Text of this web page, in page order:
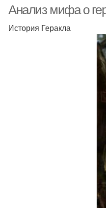
Анализ мифа о
История Геракла